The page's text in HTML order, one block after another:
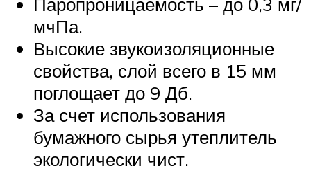
мчПа.
Высокие звукоизоляционные
свойства, слой всего в 15 мм
поглощает до 9 Дб.
За счет использования
бумажного сырья утеплитель
экологически чист.